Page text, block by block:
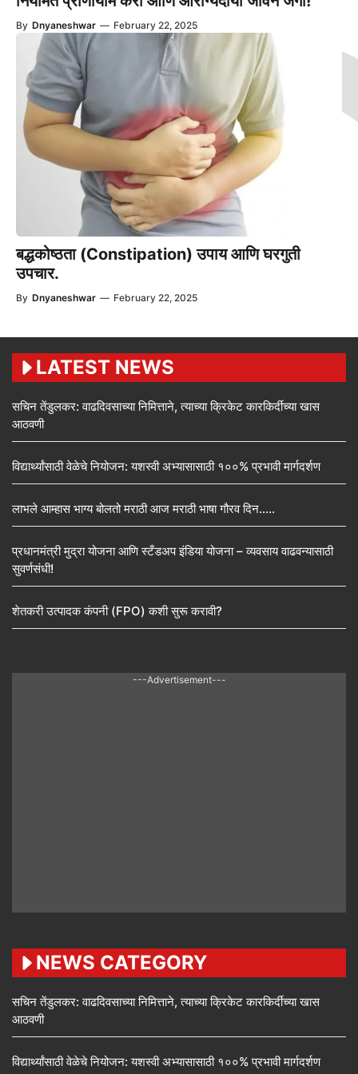
By Dnyaneshwar — February 22, 2025
बद्धकोष्ठता (Constipation) उपाय आणि घरगुती
उपचार.
By Dnyaneshwar — February 22, 2025
LATEST NEWS
सचिन तेंडुलकर: वाढदिवसाच्या निमित्ताने, त्याच्या क्रिकेट कारकिर्दीच्या खास
आठवणी
विद्यार्थ्यांसाठी वेळेचे नियोजन: यशस्वी अभ्यासासाठी १००% प्रभावी मार्गदर्शण
लाभले आम्हास भाग्य बोलतो मराठी आज मराठी भाषा गौरव दिन…..
प्रधानमंत्री मुद्रा योजना आणि स्टँडअप इंडिया योजना – व्यवसाय वाढवन्यासाठी
सुवर्णसंधी!
शेतकरी उत्पादक कंपनी (FPO) कशी सुरू करावी?
---Advertisement---
NEWS CATEGORY
सचिन तेंडुलकर: वाढदिवसाच्या निमित्ताने, त्याच्या क्रिकेट कारकिर्दीच्या खास
आठवणी
विद्यार्थ्यांसाठी वेळेचे नियोजन: यशस्वी अभ्यासासाठी १००% प्रभावी मार्गदर्शण